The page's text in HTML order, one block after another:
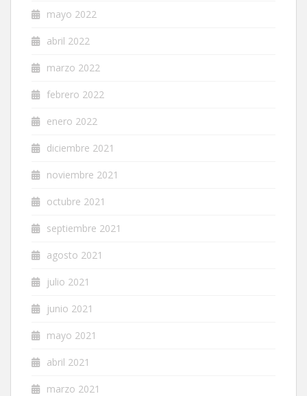
mayo 2022
abril 2022
marzo 2022
febrero 2022
enero 2022
diciembre 2021
noviembre 2021
octubre 2021
septiembre 2021
agosto 2021
julio 2021
junio 2021
mayo 2021
abril 2021
marzo 2021